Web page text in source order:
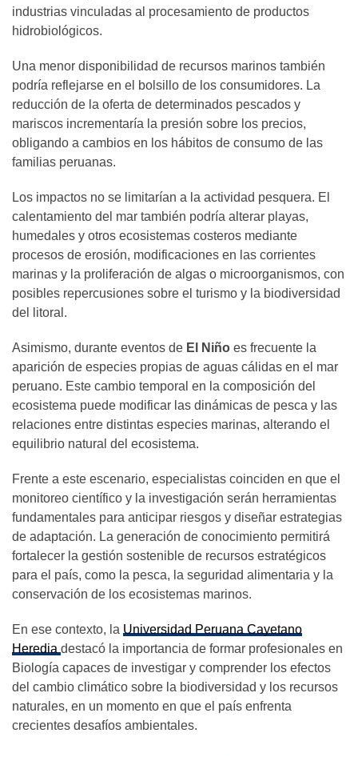
industrias vinculadas al procesamiento de productos
hidrobiológicos.
Una menor disponibilidad de recursos marinos también
podría reflejarse en el bolsillo de los consumidores. La
reducción de la oferta de determinados pescados y
mariscos incrementaría la presión sobre los precios,
obligando a cambios en los hábitos de consumo de las
familias peruanas.
Los impactos no se limitarían a la actividad pesquera. El
calentamiento del mar también podría alterar playas,
humedales y otros ecosistemas costeros mediante
procesos de erosión, modificaciones en las corrientes
marinas y la proliferación de algas o microorganismos, con
posibles repercusiones sobre el turismo y la biodiversidad
del litoral.
Asimismo, durante eventos de El Niño es frecuente la
aparición de especies propias de aguas cálidas en el mar
peruano. Este cambio temporal en la composición del
ecosistema puede modificar las dinámicas de pesca y las
relaciones entre distintas especies marinas, alterando el
equilibrio natural del ecosistema.
Frente a este escenario, especialistas coinciden en que el
monitoreo científico y la investigación serán herramientas
fundamentales para anticipar riesgos y diseñar estrategias
de adaptación. La generación de conocimiento permitirá
fortalecer la gestión sostenible de recursos estratégicos
para el país, como la pesca, la seguridad alimentaria y la
conservación de los ecosistemas marinos.
En ese contexto, la Universidad Peruana Cayetano
Heredia destacó la importancia de formar profesionales en
Biología capaces de investigar y comprender los efectos
del cambio climático sobre la biodiversidad y los recursos
naturales, en un momento en que el país enfrenta
crecientes desafíos ambientales.